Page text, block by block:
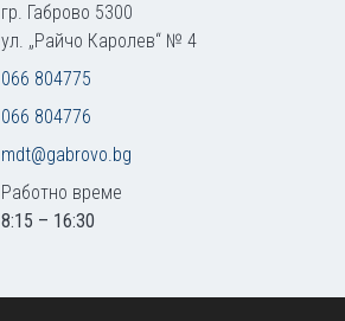
гр. Габрово 5300
ул. „Райчо Каролев“ № 4
066 804775
066 804776
mdt@gabrovo.bg
Работно време
8:15 – 16:30